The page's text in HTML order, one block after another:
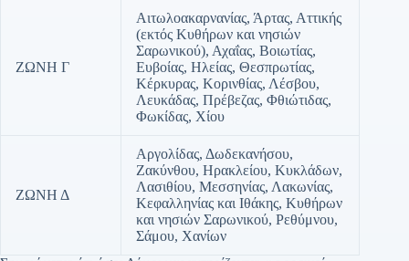
ΖΩΝΗ Γ
Αιτωλοακαρνανίας, Άρτας, Αττικής
(εκτός Κυθήρων και νησιών
Σαρωνικού), Αχαΐας, Βοιωτίας,
Ευβοίας, Ηλείας, Θεσπρωτίας,
Κέρκυρας, Κορινθίας, Λέσβου,
Λευκάδας, Πρέβεζας, Φθιώτιδας,
Φωκίδας, Χίου
ΖΩΝΗ Δ
Αργολίδας, Δωδεκανήσου,
Ζακύνθου, Ηρακλείου, Κυκλάδων,
Λασιθίου, Μεσσηνίας, Λακωνίας,
Κεφαλληνίας και Ιθάκης, Κυθήρων
και νησιών Σαρωνικού, Ρεθύμνου,
Σάμου, Χανίων